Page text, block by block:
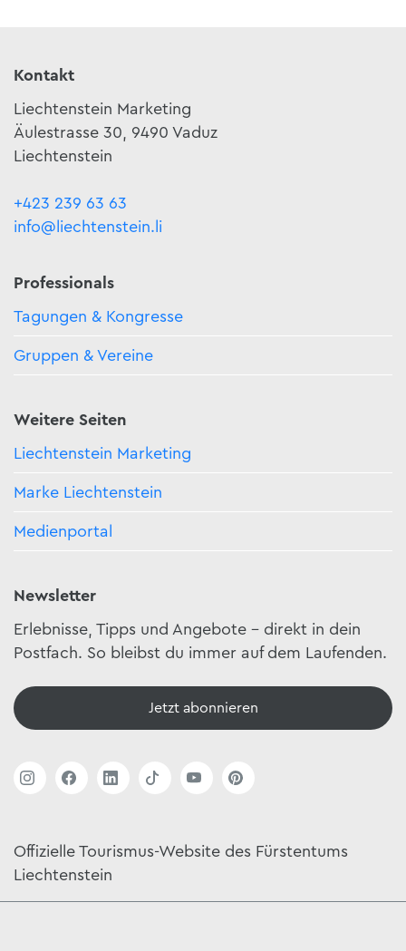
Kontakt
Liechtenstein Marketing
Äulestrasse 30, 9490 Vaduz
Liechtenstein
+423 239 63 63
info@liechtenstein.li
Professionals
Tagungen & Kongresse
Gruppen & Vereine
Weitere Seiten
Liechtenstein Marketing
Marke Liechtenstein
Medienportal
Newsletter
Erlebnisse, Tipps und Angebote – direkt in dein
Postfach. So bleibst du immer auf dem Laufenden.
Jetzt abonnieren
Offizielle Tourismus-Website des Fürstentums
Liechtenstein